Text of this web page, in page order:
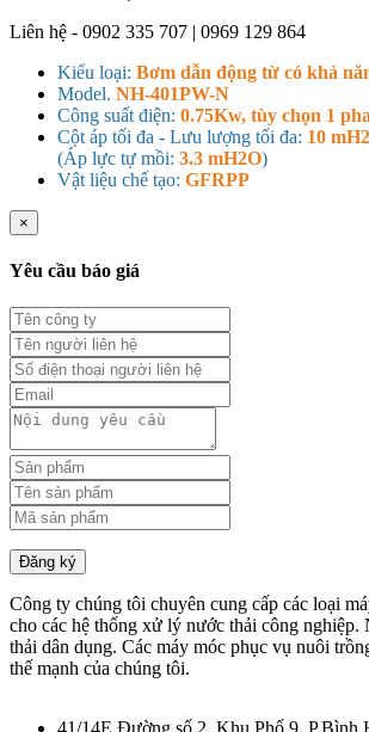
Liên hệ - 0902 335 707 | 0969 129 864
Kiểu loại: Bơm dẫn động từ có khả
Model. NH-401PW-N
Công suất điện: 0.75Kw, tùy chọn 1
Cột áp tối đa - Lưu lượng tối đa: 10
(Áp lực tự mồi: 3.3 mH2O)
Vật liệu chế tạo: GFRPP
×
Yêu cầu báo giá
Đăng ký
Công ty chúng tôi chuyên cung cấp các loại
cho các hệ thống xử lý nước thải công nghiệp.
thải dân dụng. Các máy móc phục vụ nuôi
thế mạnh của chúng tôi.
41/14E Đường số 2, Khu Phố 9, P.Bình